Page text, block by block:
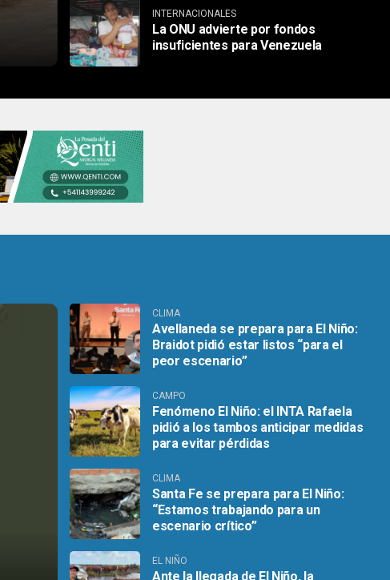
INTERNACIONALES
La ONU advierte por fondos
insuficientes para Venezuela
CLIMA
Avellaneda se prepara para El Niño:
Braidot pidió estar listos “para el
peor escenario”
CAMPO
Fenómeno El Niño: el INTA Rafaela
pidió a los tambos anticipar medidas
para evitar pérdidas
CLIMA
Santa Fe se prepara para El Niño:
“Estamos trabajando para un
escenario crítico”
EL NIÑO
Ante la llegada de El Niño, la